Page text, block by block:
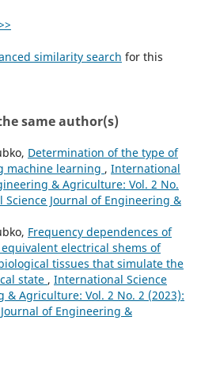
similarity search for this
same author(s)
Determination of the type of
machine learning , International
& Agriculture: Vol. 2 No.
Journal of Engineering &
Frequency dependences of
electrical shems of
tissues that simulate the
state , International Science
& Agriculture: Vol. 2 No. 2 (2023):
of Engineering &